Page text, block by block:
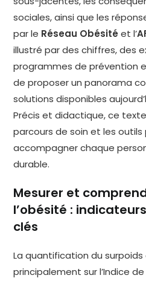
sociales, ainsi que les
par le Réseau Obésité et l’
illustré par des chiffres, des
programmes de prévention
de proposer un panorama
solutions disponibles
Précis et didactique, ce
parcours de soin et les
accompagner chaque
durable.
Mesurer et
l’obésité :
clés
La quantification du
principalement sur l’Indice